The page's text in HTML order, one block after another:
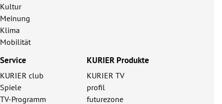
Kultur
Meinung
Klima
Mobilität
Service
KURIER club
Spiele
TV-Programm
KURIER Produkte
KURIER TV
profil
futurezone